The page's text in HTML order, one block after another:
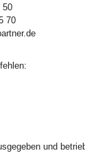
50
70
und